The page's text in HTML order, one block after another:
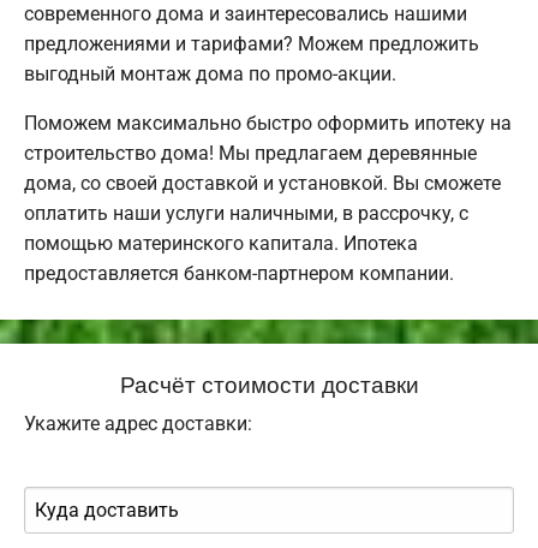
современного дома и заинтересовались нашими
предложениями и тарифами? Можем предложить
выгодный монтаж дома по промо-акции.
Поможем максимально быстро оформить ипотеку на
строительство дома! Мы предлагаем деревянные
дома, со своей доставкой и установкой. Вы сможете
оплатить наши услуги наличными, в рассрочку, с
помощью материнского капитала. Ипотека
предоставляется банком-партнером компании.
Расчёт стоимости доставки
Укажите адрес доставки: